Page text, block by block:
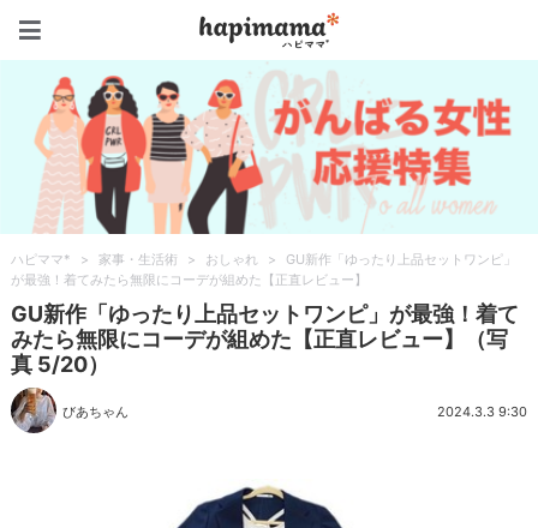
ハピママ* > 家事・生活術 > おしゃれ >
GU新作「ゆったり上品セットワンピ」
が最強！着てみたら無限にコーデが組めた【正直レビュー】
GU新作「ゆったり上品セットワンピ」が最強！着て
みたら無限にコーデが組めた【正直レビュー】（写
真 5/20）
びあちゃん 2024.3.3 9:30